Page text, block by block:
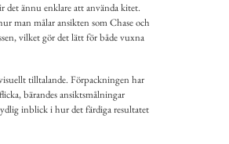
ännu enklare att använda kitet.
man målar ansikten som Chase och
vilket gör det lätt för både vuxna
tilltalande. Förpackningen har
bärandes ansiktsmålningar
inblick i hur det färdiga resultatet